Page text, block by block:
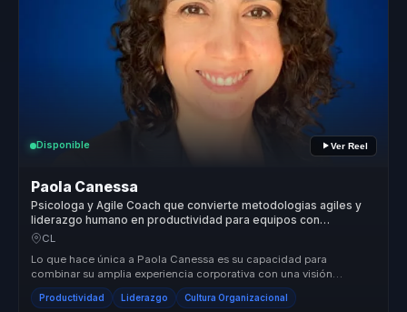
Disponible Ver Reel
Paola Canessa
Psicologa y Agile Coach que convierte metodologias agiles y
liderazgo humano en productividad para equipos con
seguridad psicologica.
CL
Lo que hace única a Paola Canessa es su capacidad para
combinar su amplia experiencia corporativa con una visión
transformadora del lider...
Productividad Liderazgo Cultura Organizacional